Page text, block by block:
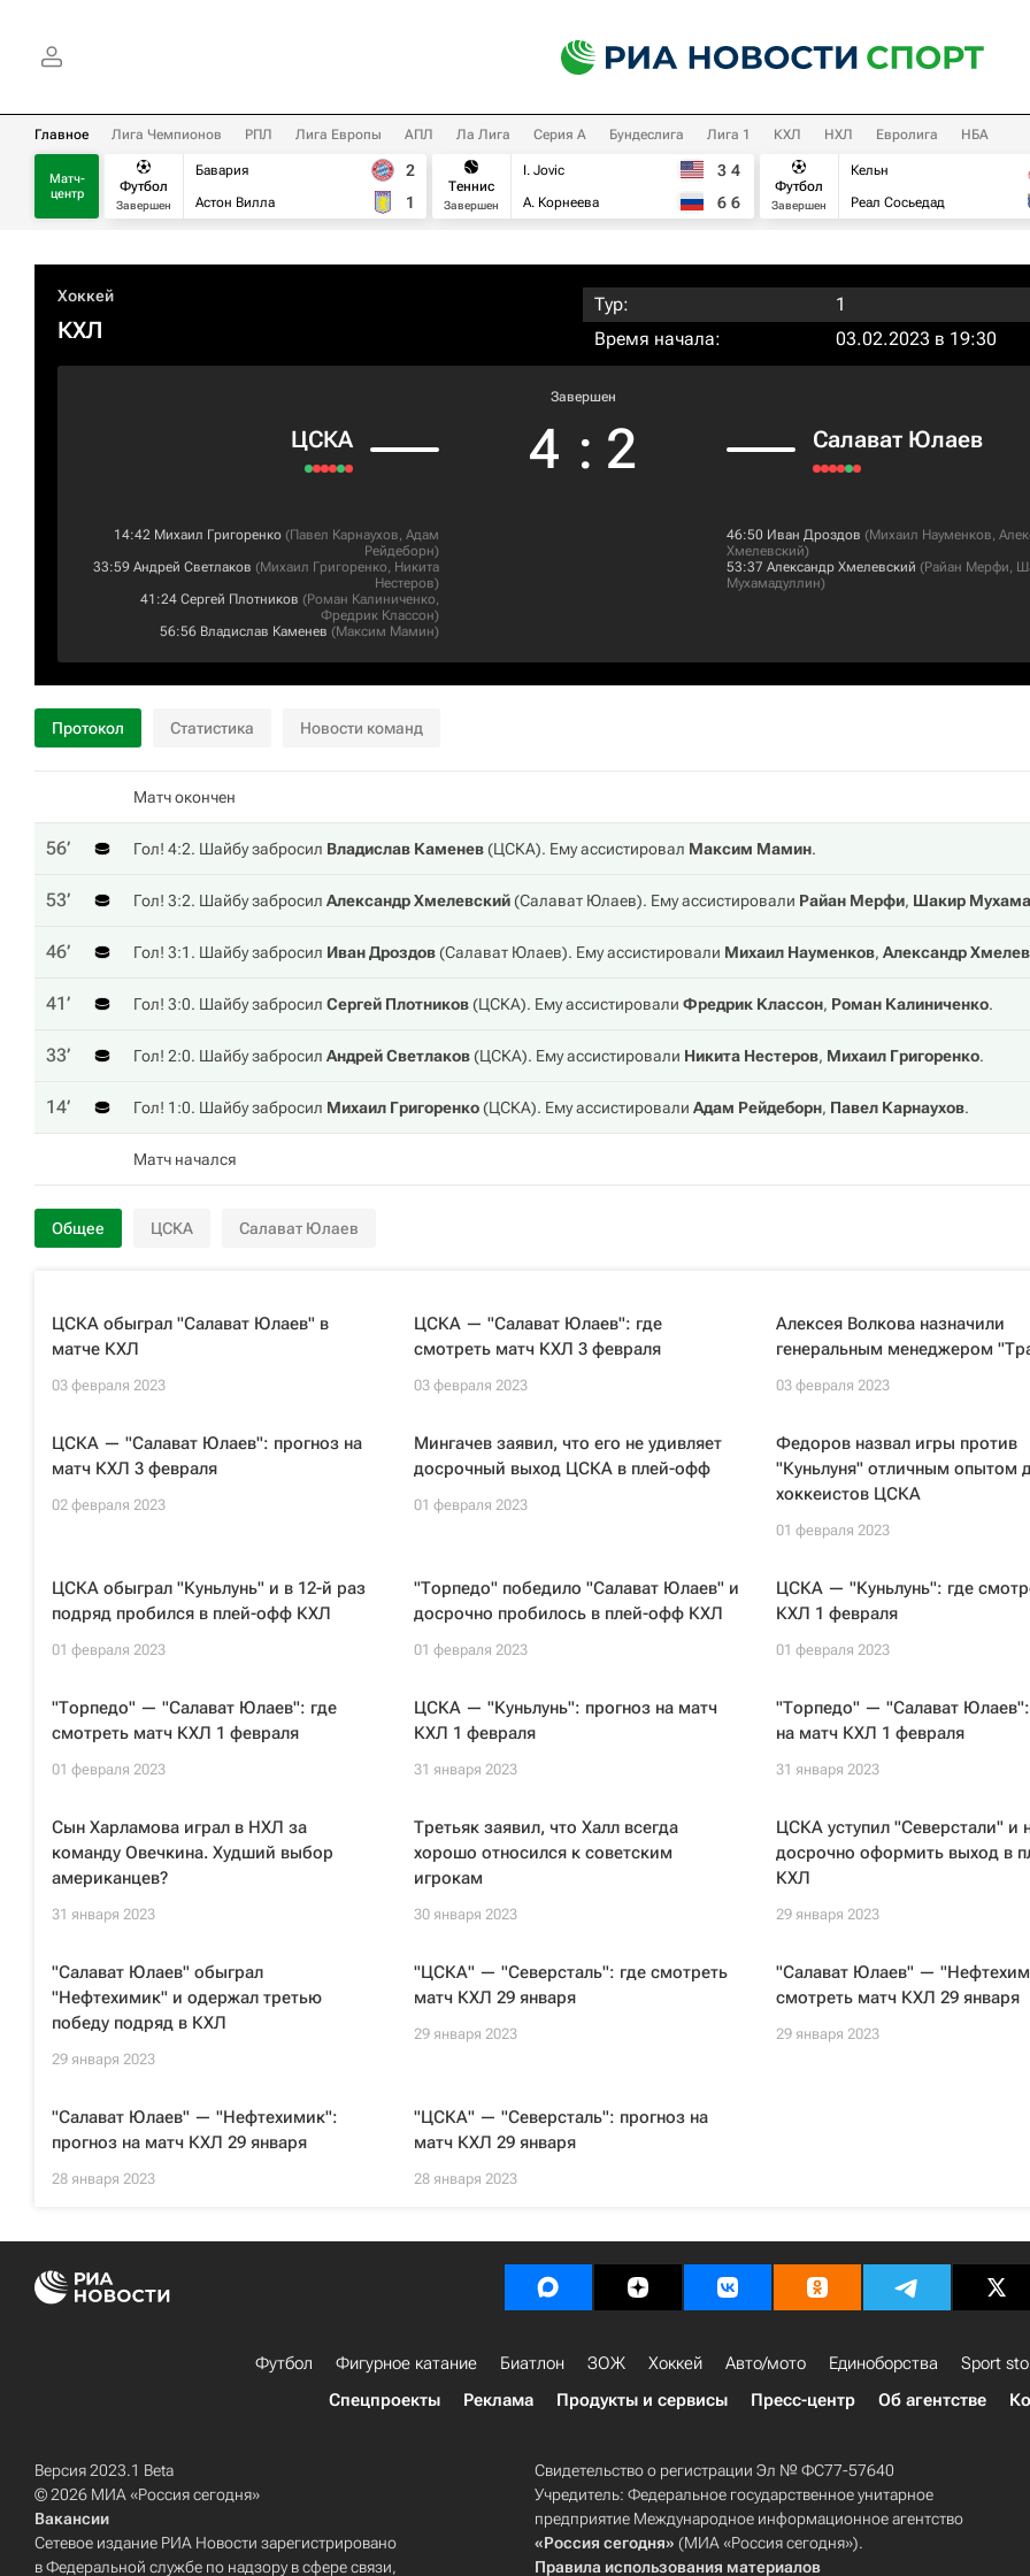
Главное Лига Чемпионов РПЛ Лига Европы АПЛ Ла Лига Серия А Бундеслига Лига 1 КХЛ НХЛ Евролига НБА
Матч-
центр
Футбол
Завершен
Бавария
Астон Вилла
2
1
Теннис
Завершен
I. Jovic
А. Корнеева
3 4
6 6
Футбол
Завершен
Кельн
Реал Сосьедад
Хоккей
КХЛ
Тур:
1
Время начала:
03.02.2023 в 19:30
ЦСКА
Завершен
4 : 2 Салават Юлаев
14:42 Михаил Григоренко (Павел Карнаухов, Адам
Рейдеборн)
33:59 Андрей Светлаков (Михаил Григоренко, Никита
Нестеров)
41:24 Сергей Плотников (Роман Калиниченко,
Фредрик Классон)
56:56 Владислав Каменев (Максим Мамин)
46:50 Иван Дроздов (Михаил Науменков,
Хмелевский)
53:37 Александр Хмелевский (Райан Мерфи,
Мухамадуллин)
Протокол Статистика Новости команд
Матч окончен
56‎’‎ Гол! 4:2. Шайбу забросил Владислав Каменев(ЦСКА). Ему ассистировал Максим Мамин.
53‎’‎ Гол! 3:2. Шайбу забросил Александр Хмелевский(Салават Юлаев). Ему ассистировали Райан Мерфи, Шакир
46‎’‎ Гол! 3:1. Шайбу забросил Иван Дроздов(Салават Юлаев). Ему ассистировали Михаил Науменков, Александр
41‎’‎ Гол! 3:0. Шайбу забросил Сергей Плотников(ЦСКА). Ему ассистировали Фредрик Классон, Роман Калиниченко.
33‎’‎ Гол! 2:0. Шайбу забросил Андрей Светлаков(ЦСКА). Ему ассистировали Никита Нестеров, Михаил Григоренко.
14‎’‎ Гол! 1:0. Шайбу забросил Михаил Григоренко(ЦСКА). Ему ассистировали Адам Рейдеборн, Павел Карнаухов.
Матч начался
Общее ЦСКА Салават Юлаев
ЦСКА обыграл "Салават Юлаев" в
матче КХЛ
03 февраля 2023
ЦСКА — "Салават Юлаев": где
смотреть матч КХЛ 3 февраля
03 февраля 2023
Алексея Волкова назначили
генеральным менеджером
03 февраля 2023
ЦСКА — "Салават Юлаев": прогноз на
матч КХЛ 3 февраля
02 февраля 2023
Мингачев заявил, что его не удивляет
досрочный выход ЦСКА в плей-офф
01 февраля 2023
Федоров назвал игры против
"Куньлуня" отличным опытом
хоккеистов ЦСКА
01 февраля 2023
ЦСКА обыграл "Куньлунь" и в 12-й раз
подряд пробился в плей-офф КХЛ
01 февраля 2023
"Торпедо" победило "Салават Юлаев" и
досрочно пробилось в плей-офф КХЛ
01 февраля 2023
ЦСКА — "Куньлунь": где
КХЛ 1 февраля
01 февраля 2023
"Торпедо" — "Салават Юлаев": где
смотреть матч КХЛ 1 февраля
01 февраля 2023
ЦСКА — "Куньлунь": прогноз на матч
КХЛ 1 февраля
31 января 2023
"Торпедо" — "Салават Юлаев":
на матч КХЛ 1 февраля
31 января 2023
Сын Харламова играл в НХЛ за
команду Овечкина. Худший выбор
американцев?
31 января 2023
Третьяк заявил, что Халл всегда
хорошо относился к советским
игрокам
30 января 2023
ЦСКА уступил "Северстали" и
досрочно оформить выход в
КХЛ
29 января 2023
"Салават Юлаев" обыграл
"Нефтехимик" и одержал третью
победу подряд в КХЛ
29 января 2023
"ЦСКА" — "Северсталь": где смотреть
матч КХЛ 29 января
29 января 2023
"Салават Юлаев" —
смотреть матч КХЛ 29 января
29 января 2023
"Салават Юлаев" — "Нефтехимик":
прогноз на матч КХЛ 29 января
28 января 2023
"ЦСКА" — "Северсталь": прогноз на
матч КХЛ 29 января
28 января 2023
Футбол Фигурное катание Биатлон ЗОЖ Хоккей Авто/мото Единоборства Sport
Спецпроекты
Реклама Продукты и сервисы Пресс-центр Об агентстве
Версия 2023.1 Beta
© 2026 МИА «Россия сегодня»
Вакансии
Сетевое издание РИА Новости зарегистрировано
в Федеральной службе по надзору в сфере связи,
Свидетельство о регистрации Эл № ФС77-57640
Учредитель: Федеральное государственное унитарное
предприятие Международное информационное агентство
«Россия сегодня» (МИА «Россия сегодня»).
Правила использования материалов